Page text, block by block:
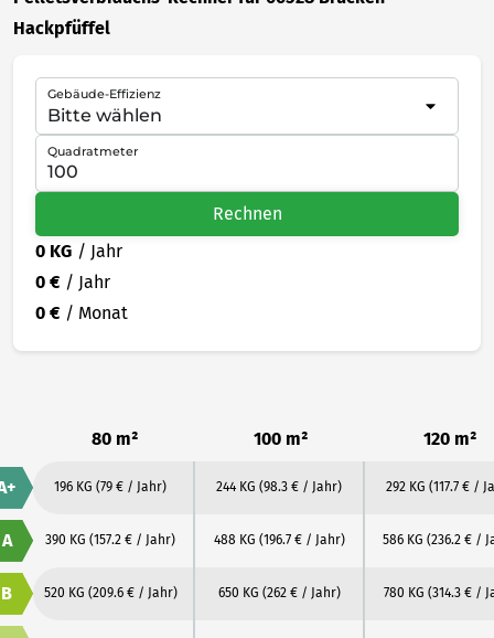
Hackpfüffel
Gebäude-Effizienz
Quadratmeter
Rechnen
0 KG / Jahr
0 € / Jahr
0 € / Monat
80 m² 100 m² 120 m²
196 KG (79 € / Jahr) 244 KG (98.3 € / Jahr) 292 KG (117.7 € /
A 390 KG (157.2 € / Jahr) 488 KG (196.7 € / Jahr) 586 KG (236.2 € /
B 520 KG (209.6 € / Jahr) 650 KG (262 € / Jahr) 780 KG (314.3 € /